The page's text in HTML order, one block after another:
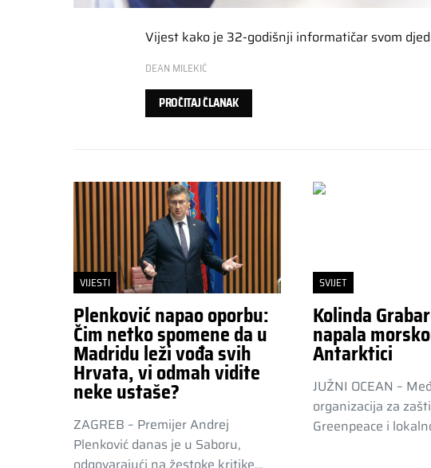
Vijest kako je 32-godišnji informatičar svom
DEAN MILEKIĆ
PROČITAJ ČLANAK
VIJESTI
Plenković napao oporbu:
Čim netko spomene da u
Madridu leži vođa svih
Hrvata, vi odmah vidite
neke ustaše?
ZAGREB – Premijer Andrej
Plenković danas je u Saboru,
SVIJET
Kolinda
napala
Antarktici
JUŽNI OCEAN –
organizacija za
Greenpeace i